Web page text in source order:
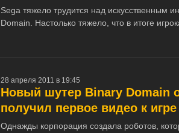
Sega тяжело трудится над искусственным
Domain. Настолько тяжело, что в итоге
28 апреля 2011 в 19:45
Новый шутер Binary Domain
получил первое видео к игре
Однажды корпорация создала роботов,